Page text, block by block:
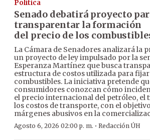
Política
Senado debatirá proyecto
transparentar la formación
del precio de los
La Cámara de Senadores analizará la
un proyecto de ley impulsado por la
Esperanza Martínez que busca
estructura de costos utilizada para
combustibles. La iniciativa pretende
consumidores conozcan cómo
el precio internacional del petróleo, el
los costos de transporte, con el
márgenes abusivos en la
Agosto 6, 2026 02:00 p. m. · Redacción ÚH